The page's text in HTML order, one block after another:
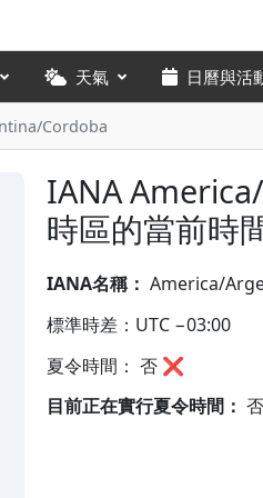
天氣 日曆與活
Cordoba
IANA
時區的當前時
IANA名稱： America/
標準時差：UTC −03:00
夏令時間： 否 ❌
目前正在實行夏令時間： 否